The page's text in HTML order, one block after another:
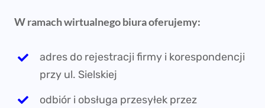
W ramach wirtualnego biura oferujemy:
adres do rejestracji firmy i korespondencji
przy ul. Sielskiej
odbiór i obsługa przesyłek przez